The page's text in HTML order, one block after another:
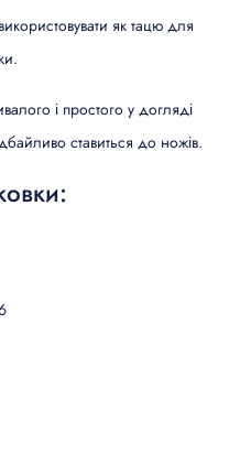
як тацю для
і простого у догляді
ставиться до ножів.